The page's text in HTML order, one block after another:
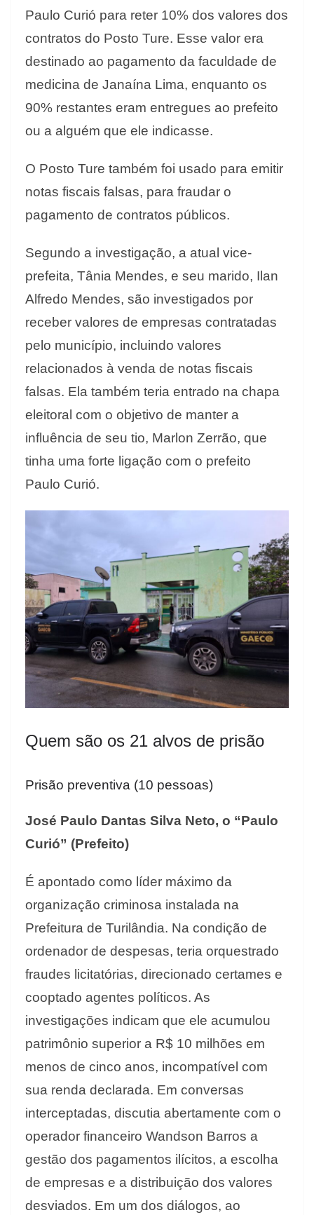
Paulo Curió para reter 10% dos valores dos
contratos do Posto Ture. Esse valor era
destinado ao pagamento da faculdade de
medicina de Janaína Lima, enquanto os
90% restantes eram entregues ao prefeito
ou a alguém que ele indicasse.
O Posto Ture também foi usado para emitir
notas fiscais falsas, para fraudar o
pagamento de contratos públicos.
Segundo a investigação, a atual vice-
prefeita, Tânia Mendes, e seu marido, Ilan
Alfredo Mendes, são investigados por
receber valores de empresas contratadas
pelo município, incluindo valores
relacionados à venda de notas fiscais
falsas. Ela também teria entrado na chapa
eleitoral com o objetivo de manter a
influência de seu tio, Marlon Zerrão, que
tinha uma forte ligação com o prefeito
Paulo Curió.
Quem são os 21 alvos de prisão
Prisão preventiva (10 pessoas)
José Paulo Dantas Silva Neto, o “Paulo
Curió” (Prefeito)
É apontado como líder máximo da
organização criminosa instalada na
Prefeitura de Turilândia. Na condição de
ordenador de despesas, teria orquestrado
fraudes licitatórias, direcionado certames e
cooptado agentes políticos. As
investigações indicam que ele acumulou
patrimônio superior a R$ 10 milhões em
menos de cinco anos, incompatível com
sua renda declarada. Em conversas
interceptadas, discutia abertamente com o
operador financeiro Wandson Barros a
gestão dos pagamentos ilícitos, a escolha
de empresas e a distribuição dos valores
desviados. Em um dos diálogos, ao